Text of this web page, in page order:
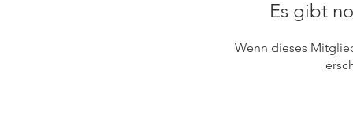
Es gibt
Wenn dieses